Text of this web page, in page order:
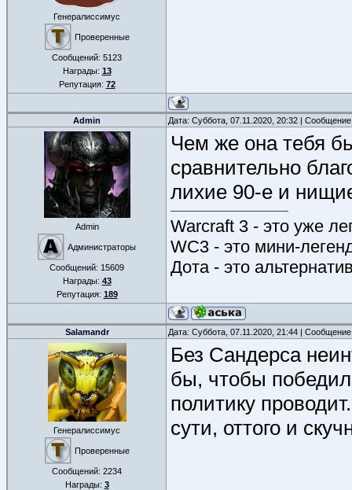
Генералиссимус
Проверенные
Сообщений: 5123
Награды: 13
Репутация: 72
Admin Дата: Суббота, 07.11.2020, 20:32 |
Admin
Администраторы
Сообщений: 15609
Награды: 43
Репутация: 189
Чем же она тебя
сравнительно
лихие 90-е и
Warcraft 3 - это уже
WC3 - это мини-
Дота - это
Salamandr Дата: Суббота, 07.11.2020, 21:44 |
Генералиссимус
Проверенные
Сообщений: 2234
Награды: 3
Без Сандерса
бы, чтобы
политику
сути, оттого и